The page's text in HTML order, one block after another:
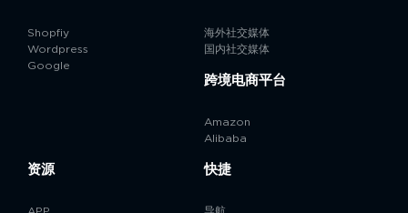
Shopfiy
Wordpress
Google
海外社交媒体
国内社交媒体
跨境电商平台
Amazon
Alibaba
资源 快捷